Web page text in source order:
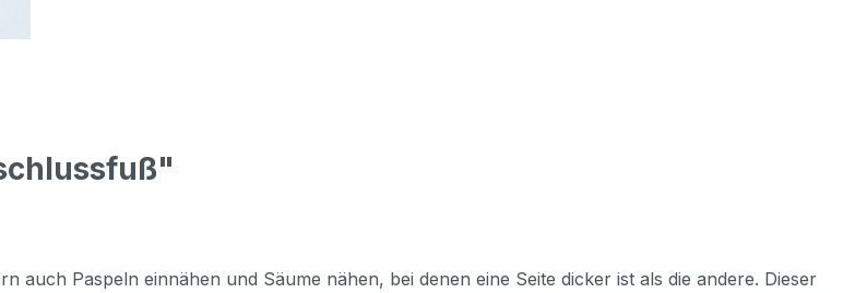
auch Paspeln einnähen und Säume nähen, bei denen eine Seite dicker ist als die andere. Dieser